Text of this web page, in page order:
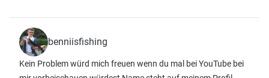
benniisfishing
Kein Problem würd mich freuen wenn du mal bei YouTube bei